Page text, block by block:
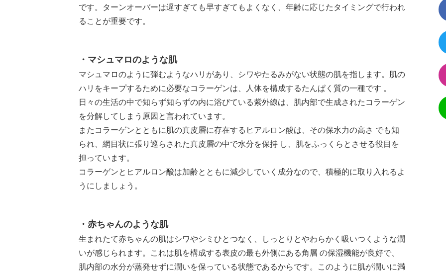
です。ターンオーバーは遅すぎても早すぎてもよくなく、年齢に応じたタイミングで行われ
ることが重要です。
・マシュマロのような肌
マシュマロのように弾むようなハリがあり、シワやたるみがない状態の肌を指します。肌の
ハリをキープするために必要なコラーゲンは、人体を構成するたんぱく質の一種です 。
日々の生活の中で知らず知らずの内に浴びている紫外線は、肌内部で生成されたコラーゲン
を分解してしまう原因と言われています。
またコラーゲンとともに肌の真皮層に存在するヒアルロン酸は、その保水力の高さ でも知
られ、網目状に張り巡らされた真皮層の中で水分を保持 し、肌をふっくらとさせる役目を
担っています。
コラーゲンとヒアルロン酸は加齢とともに減少していく成分なので、積極的に取り入れるよ
うにしましょう。
・赤ちゃんのような肌
生まれたて赤ちゃんの肌はシワやシミひとつなく、しっとりとやわらかく吸いつくような潤
いが感じられます。これは肌を構成する表皮の最も外側にある角層 の保湿機能が良好で、
肌内部の水分が蒸発せずに潤いを保っている状態であるからです。このように肌が潤いに満